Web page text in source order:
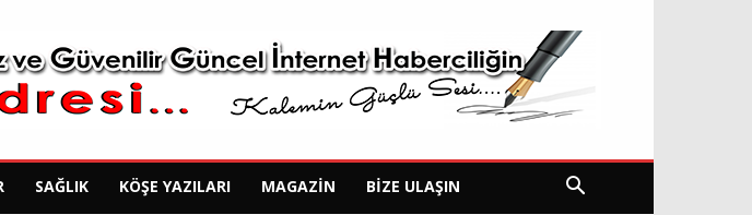
SAĞLIK KÖŞE YAZILARI MAGAZIN BIZE ULAŞIN